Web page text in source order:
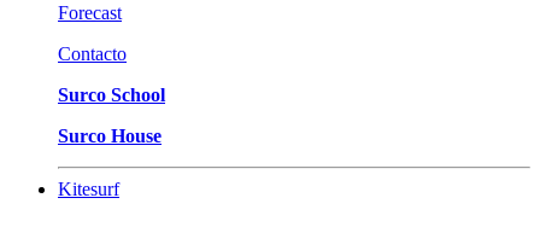
Forecast
Contacto
Surco School
Surco House
Kitesurf